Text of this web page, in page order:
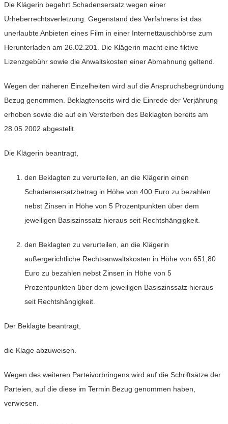
Die Klägerin begehrt Schadensersatz wegen einer
Urheberrechtsverletzung. Gegenstand des Verfahrens ist das
unerlaubte Anbieten eines Film in einer Internettauschbörse zum
Herunterladen am 26.02.201. Die Klägerin macht eine fiktive
Lizenzgebühr sowie die Anwaltskosten einer Abmahnung geltend.
Wegen der näheren Einzelheiten wird auf die Anspruchsbegründung
Bezug genommen. Beklagtenseits wird die Einrede der Verjährung
erhoben sowie die auf ein Versterben des Beklagten bereits am
28.05.2002 abgestellt.
Die Klägerin beantragt,
den Beklagten zu verurteilen, an die Klägerin einen
Schadensersatzbetrag in Höhe von 400 Euro zu bezahlen
nebst Zinsen in Höhe von 5 Prozentpunkten über dem
jeweiligen Basiszinssatz hieraus seit Rechtshängigkeit.
den Beklagten zu verurteilen, an die Klägerin
außergerichtliche Rechtsanwaltskosten in Höhe von 651,80
Euro zu bezahlen nebst Zinsen in Höhe von 5
Prozentpunkten über dem jeweiligen Basiszinssatz hieraus
seit Rechtshängigkeit.
Der Beklagte beantragt,
die Klage abzuweisen.
Wegen des weiteren Parteivorbringens wird auf die Schriftsätze der
Parteien, auf die diese im Termin Bezug genommen haben,
verwiesen.